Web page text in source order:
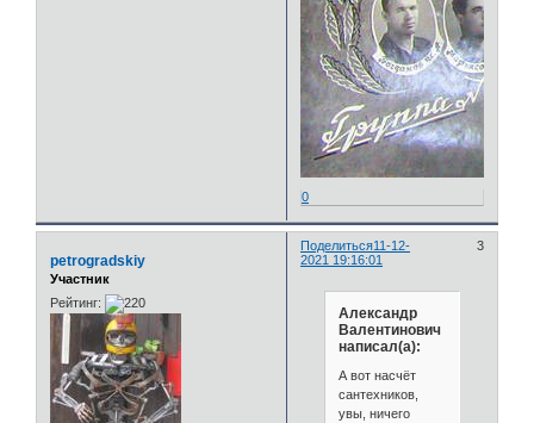
0
Поделиться 3
11-12-
2021 19:16:01
petrogradskiy
Участник
Рейтинг:
Александр
Валентинович
написал(а):
А вот насчёт
сантехников,
увы, ничего